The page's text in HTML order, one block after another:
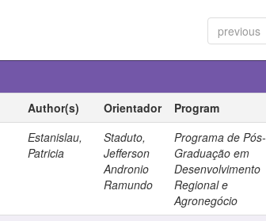
previous
Author(s) Orientador Program
Estanislau,
Patricia
Staduto,
Jefferson
Andronio
Ramundo
Programa de Pós-
Graduação em
Desenvolvimento
Regional e
Agronegócio